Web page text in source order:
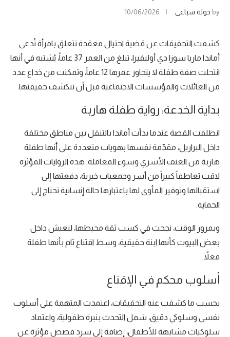
by خولة سباعي 10/06/2026
كشفت التحقيقات عن قضية احتيال معقدة تتعلق بامرأة تُدعى
أماندا ماريا سوزا دي أوليفيرا، تبلغ من العمر 37 عاماً، يُشتبه في أنها
انتحلت صفة طفلة لا يتجاوز عمرها 12 عاماً، وتمكنت من خداع عدد
من العائلات والمؤسسات الاجتماعية قبل أن تنكشف حقيقتها.
بداية الخدعة: رواية طفلة هاربة
انطلقت القصة عندما بدأت أماندا بالتنقل بين مناطق مختلفة
داخل البرازيل، مقدّمة نفسها بهويات متعددة على أنها طفلة
هاربة من العنف الأسري وسوء المعاملة. هذه الروايات المؤثرة
لاقت تعاطفاً كبيراً من أسر وجمعيات خيرية، دفعتها إلى
استقبالها وتوفير المأوى لها باعتبارها حالة إنسانية تحتاج إلى
الحماية.
وبمرور الوقت، نجحت في كسب ثقة محيطها، لتعيش داخل
بعض البيوت كأنها ابنة حقيقية، وسط اقتناع تام بأنها طفلة
فعلاً.
أسلوب محكم في الإقناع
بحسب ما كشفت عنه التحقيقات، اعتمدت المتهمة على أسلوب
نفسي وسلوكي دقيق، شمل التحدث بنبرة طفولية، واعتماد
سلوكيات مشابهة للأطفال، إضافة إلى سرد قصص مؤثرة عن